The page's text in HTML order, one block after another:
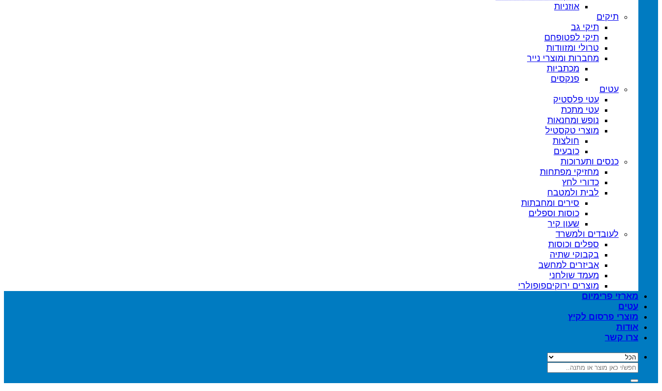
אוזניות
תיקים
תיקי גב
תיקי לפטופ
טרולי ומזוודות
מחברות ומוצרי נייר
מכתביות
פנקסים
עטים
עטי פלסטיק
עטי מתכת
נופש ומחנאות
מוצרי טקסטיל
חולצות
כובעים
כנסים ותערוכות
מחזיקי מפתחות
כדורי לחץ
לבית ולמטבח
סירים ומחבתות
כוסות וספלים
שעון קיר
לעובדים ולמשרד
ספלים וכוסות
בקבוקי שתיה
אביזרים למחשב
מעמד שולחני
מוצרים ירוקים
מארזי פרימיום
עטים
מוצרי פרסום לקיץ
אודות
צרו קשר
חיפוש